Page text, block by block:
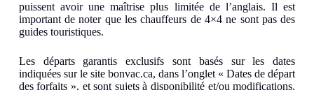
puissent avoir une maîtrise plus limitée de l’anglais. Il est
important de noter que les chauffeurs de 4×4 ne sont pas des
guides touristiques.
Les départs garantis exclusifs sont basés sur les dates
indiquées sur le site bonvac.ca, dans l’onglet « Dates de départ
des forfaits », et sont sujets à disponibilité et/ou modifications.